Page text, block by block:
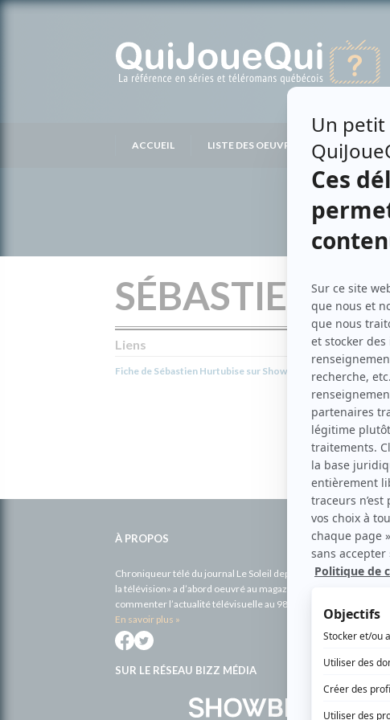
ACCUEIL LISTE DES OEUVRES LISTE
SÉBASTIEN
Liens
Fiche de Sébastien Hurtubise sur Showbizz.net
À PROPOS
Chroniqueur télé du journal Le Soleil depuis 2001, Richard
la télévision» a d’abord oeuvré au magazine TV Hebdo de 1996
commenter l’actualité télévisuelle au 98,5.
En savoir plus »
SUR LE RÉSEAU BIZZ MÉDIA